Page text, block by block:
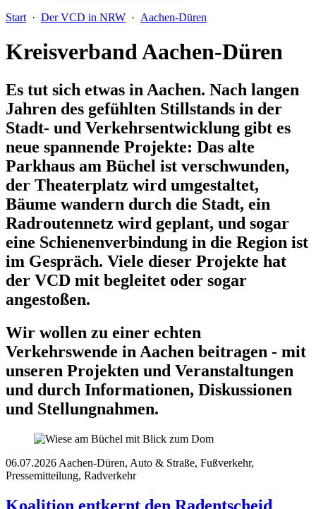
Start · Der VCD in NRW · Aachen-Düren
Kreisverband Aachen-Düren
Es tut sich etwas in Aachen. Nach langen
Jahren des gefühlten Stillstands in der
Stadt- und Verkehrsentwicklung gibt es
neue spannende Projekte: Das alte
Parkhaus am Büchel ist verschwunden,
der Theaterplatz wird umgestaltet,
Bäume wandern durch die Stadt, ein
Radroutennetz wird geplant, und sogar
eine Schienenverbindung in die Region ist
im Gespräch. Viele dieser Projekte hat
der VCD mit begleitet oder sogar
angestoßen.
Wir wollen zu einer echten
Verkehrswende in Aachen beitragen - mit
unseren Projekten und Veranstaltungen
und durch Informationen, Diskussionen
und Stellungnahmen.
06.07.2026 Aachen-Düren, Auto & Straße, Fußverkehr,
Pressemitteilung, Radverkehr
Koalition entkernt den Radentscheid